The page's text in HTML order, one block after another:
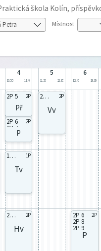
škola Kolín,
Místnost
4
10:55 11:40
5
11:50 12:35
6
12:45 13:30
2P 5 2P
Př
2P 6
2P 7
2P 8
2P 9
2P
P
2P celá 2P
Vv
1P celá 1P
Tv
2P celá 2P
Hv
2P 6
2P 8
2P 9
2P
P